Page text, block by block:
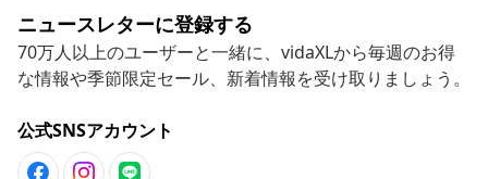
ニュースレターに登録する
70万人以上のユーザーと一緒に、vidaXLから毎週のお得
な情報や季節限定セール、新着情報を受け取りましょう。
公式SNSアカウント